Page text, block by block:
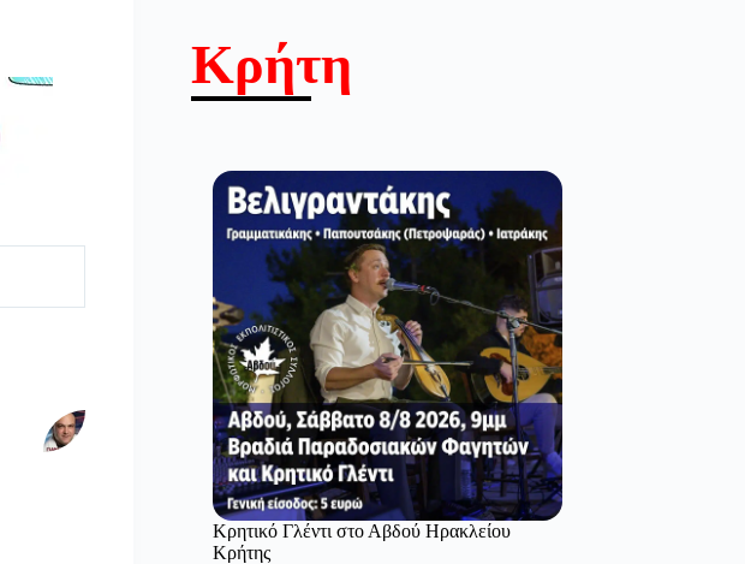
Κρήτη
Κρητικό Γλέντι στο Αβδού Ηρακλείου
Κρήτης